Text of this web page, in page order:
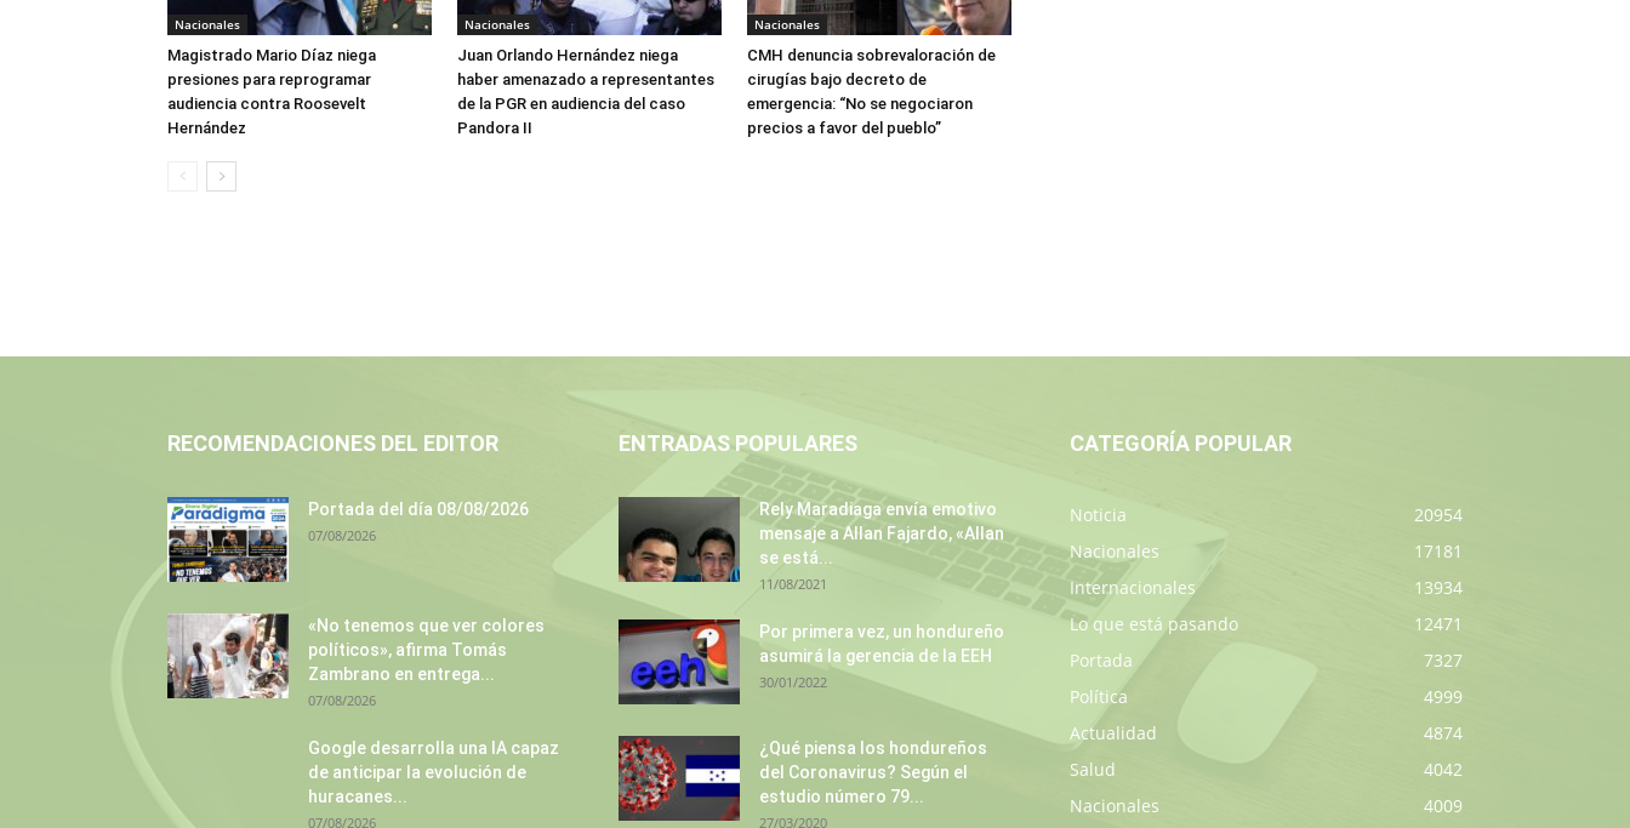
Nacionales
Magistrado Mario Díaz niega
presiones para reprogramar
audiencia contra Roosevelt
Hernández
Nacionales
Juan Orlando Hernández niega
haber amenazado a representantes
de la PGR en audiencia del caso
Pandora II
Nacionales
CMH denuncia sobrevaloración de
cirugías bajo decreto de
emergencia: “No se negociaron
precios a favor del pueblo”
RECOMENDACIONES DEL EDITOR
Portada del día 08/08/2026
07/08/2026
«No tenemos que ver colores
políticos», afirma Tomás
Zambrano en entrega...
07/08/2026
Google desarrolla una IA capaz
de anticipar la evolución de
huracanes...
07/08/2026
ENTRADAS POPULARES
Rely Maradiaga envía emotivo
mensaje a Allan Fajardo, «Allan
se está...
11/08/2021
Por primera vez, un hondureño
asumirá la gerencia de la EEH
30/01/2022
¿Qué piensa los hondureños
del Coronavirus? Según el
estudio número 79...
27/03/2020
CATEGORÍA POPULAR
Noticia
20954
Nacionales
17181
Internacionales
13934
Lo que está pasando
12471
Portada
7327
Política
4999
Actualidad
4874
Salud
4042
Nacionales
4009